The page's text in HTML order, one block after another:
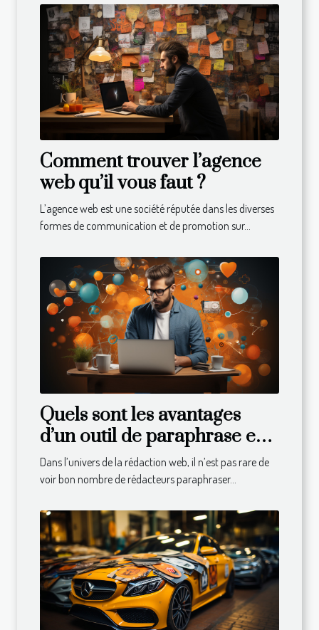
Comment trouver l’agence
web qu’il vous faut ?
L’agence web est une société réputée dans les diverses
formes de communication et de promotion sur...
Quels sont les avantages
d’un outil de paraphrase en
ligne ?
Dans l’univers de la rédaction web, il n’est pas rare de
voir bon nombre de rédacteurs paraphraser...